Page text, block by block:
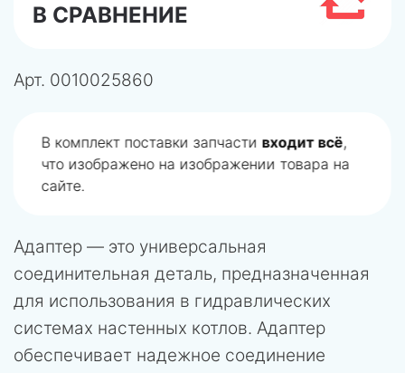
В СРАВНЕНИЕ
Арт. 0010025860
В комплект поставки запчасти входит всё,
что изображено на изображении товара на
сайте.
Адаптер — это универсальная
соединительная деталь, предназначенная
для использования в гидравлических
системах настенных котлов. Адаптер
обеспечивает надежное соединение